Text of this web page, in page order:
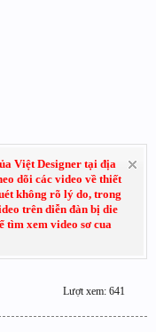
Việt Designer tại địa
dõi các video về thiết
không rõ lý do, trong
trên diễn đàn bị die
tìm xem video sơ cua
Lượt xem: 641